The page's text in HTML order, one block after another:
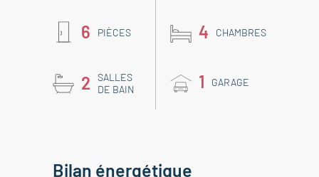
6 PIÈCES 4 CHAMBRES
2
SALLES
DE BAIN
1 GARAGE
Bilan énergétique